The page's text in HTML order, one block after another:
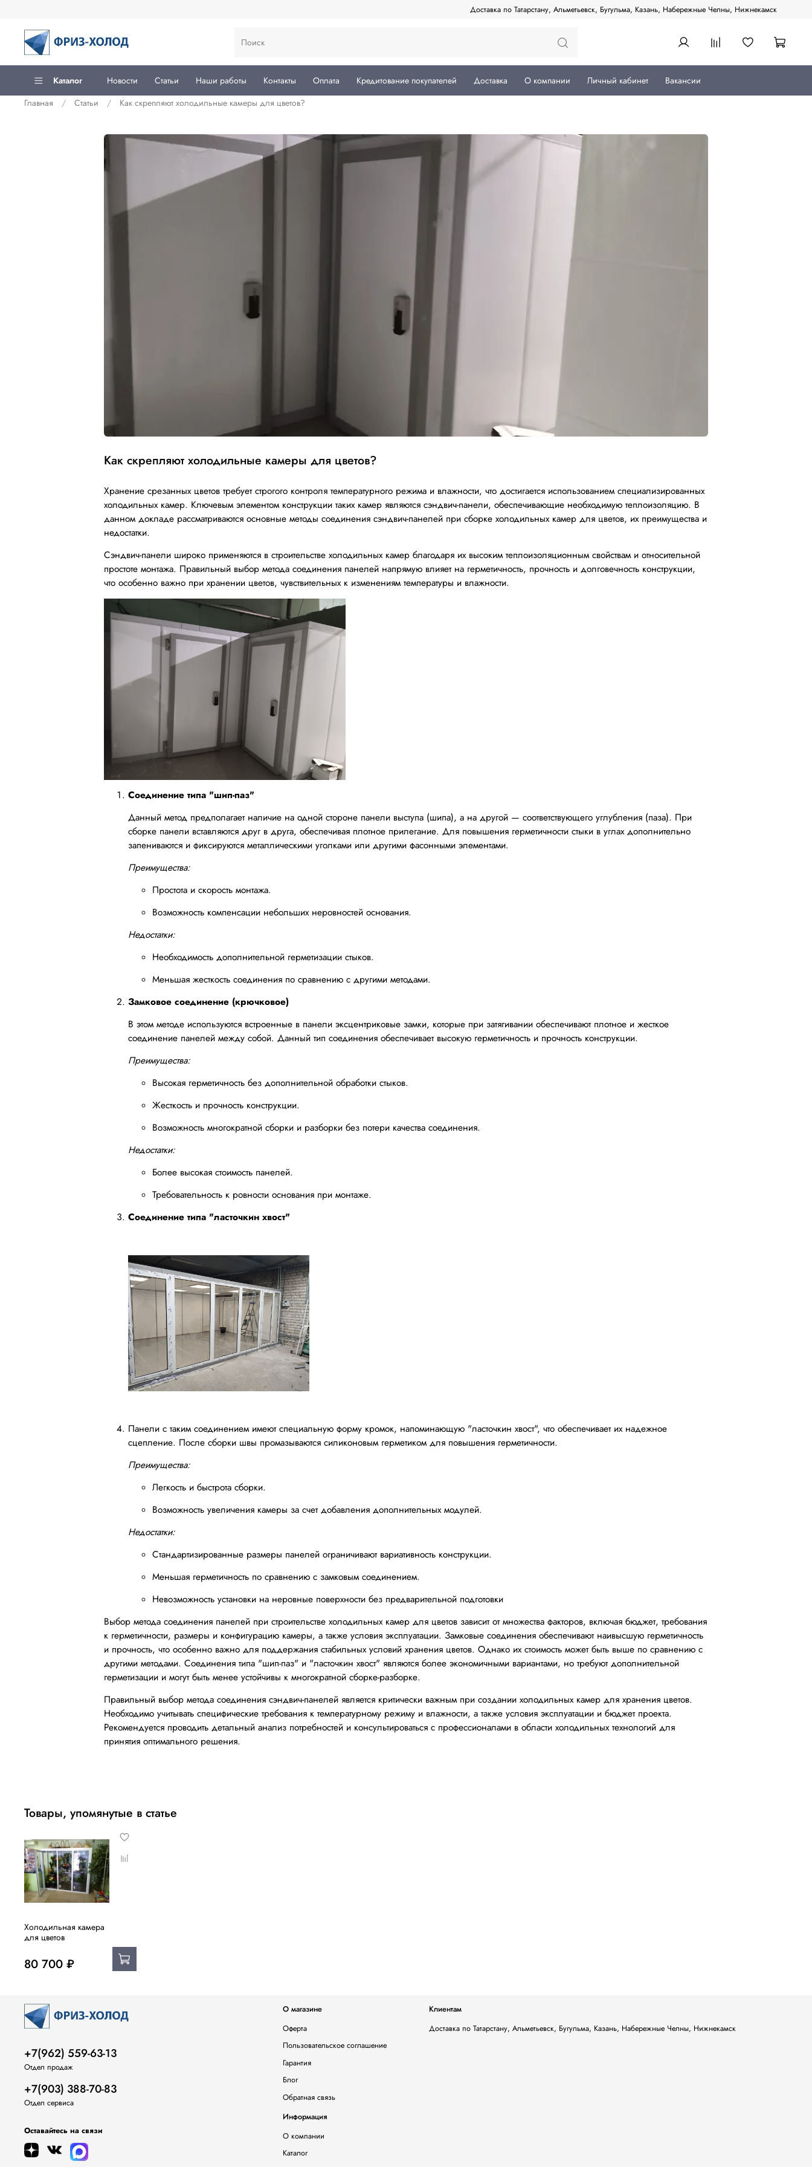
Доставка по Татарстану, Альметьевск, Бугульма, Казань, Набережные Челны, Нижнекамск
Каталог Новости Статьи Наши работы Контакты Оплата Кредитование покупателей Доставка О компании Личный кабинет
Вакансии
Главная
Статьи Как скрепляют холодильные камеры для цветов?
Как скрепляют холодильные камеры для цветов?
Хранение срезанных цветов требует строгого контроля температурного режима и влажности, что достигается использованием специализированных
холодильных камер. Ключевым элементом конструкции таких камер являются сэндвич-панели, обеспечивающие необходимую теплоизоляцию. В
данном докладе рассматриваются основные методы соединения сэндвич-панелей при сборке холодильных камер для цветов, их преимущества и
недостатки.
Сэндвич-панели широко применяются в строительстве холодильных камер благодаря их высоким теплоизоляционным свойствам и относительной
простоте монтажа. Правильный выбор метода соединения панелей напрямую влияет на герметичность, прочность и долговечность конструкции,
что особенно важно при хранении цветов, чувствительных к изменениям температуры и влажности.
Соединение типа "шип-паз"
Данный метод предполагает наличие на одной стороне панели выступа (шипа), а на другой — соответствующего углубления (паза). При
сборке панели вставляются друг в друга, обеспечивая плотное прилегание. Для повышения герметичности стыки в углах дополнительно
запениваются и фиксируются металлическими уголками или другими фасонными элементами.
Преимущества:
Простота и скорость монтажа.
Возможность компенсации небольших неровностей основания.
Недостатки:
Необходимость дополнительной герметизации стыков.
Меньшая жесткость соединения по сравнению с другими методами.
Замковое соединение (крючковое)
В этом методе используются встроенные в панели эксцентриковые замки, которые при затягивании обеспечивают плотное и жесткое
соединение панелей между собой. Данный тип соединения обеспечивает высокую герметичность и прочность конструкции.
Преимущества:
Высокая герметичность без дополнительной обработки стыков.
Жесткость и прочность конструкции.
Возможность многократной сборки и разборки без потери качества соединения.
Недостатки:
Более высокая стоимость панелей.
Требовательность к ровности основания при монтаже.
Соединение типа "ласточкин хвост"
Панели с таким соединением имеют специальную форму кромок, напоминающую "ласточкин хвост", что обеспечивает их надежное
сцепление. После сборки швы промазываются силиконовым герметиком для повышения герметичности.
Преимущества:
Легкость и быстрота сборки.
Возможность увеличения камеры за счет добавления дополнительных модулей.
Недостатки:
Стандартизированные размеры панелей ограничивают вариативность конструкции.
Меньшая герметичность по сравнению с замковым соединением.
Невозможность установки на неровные поверхности без предварительной подготовки
Выбор метода соединения панелей при строительстве холодильных камер для цветов зависит от множества факторов, включая бюджет, требования
к герметичности, размеры и конфигурацию камеры, а также условия эксплуатации. Замковые соединения обеспечивают наивысшую герметичность
и прочность, что особенно важно для поддержания стабильных условий хранения цветов. Однако их стоимость может быть выше по сравнению с
другими методами. Соединения типа "шип-паз" и "ласточкин хвост" являются более экономичными вариантами, но требуют дополнительной
герметизации и могут быть менее устойчивы к многократной сборке-разборке.
Правильный выбор метода соединения сэндвич-панелей является критически важным при создании холодильных камер для хранения цветов.
Необходимо учитывать специфические требования к температурному режиму и влажности, а также условия эксплуатации и бюджет проекта.
Рекомендуется проводить детальный анализ потребностей и консультироваться с профессионалами в области холодильных технологий для
принятия оптимального решения.
Товары, упомянутые в статье
Холодильная камера
для цветов
80 700 ₽
О магазине
Оферта
Пользовательское соглашение
Гарантия
Блог
Обратная связь
Клиентам
Доставка по Татарстану, Альметьевск, Бугульма, Казань, Набережные Челны, Нижнекамск
Информация
О компании
Каталог
+7(962) 559-63-13
Отдел продаж
+7(903) 388-70-83
Отдел сервиса
Оставайтесь на связи